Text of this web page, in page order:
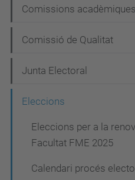
g
a
i
Comissions acadèmiques
Comissió de Qualitat
Junta Electoral
Eleccions
Eleccions per a la
Facultat FME 2025
Calendari procés